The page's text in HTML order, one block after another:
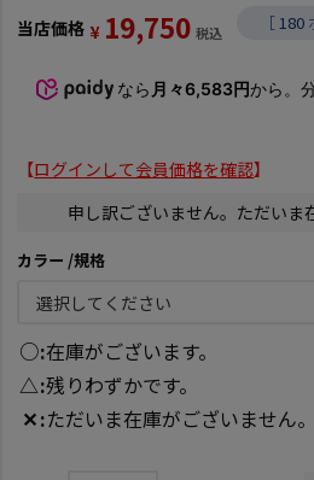
当店価格 ¥ 19,750 税込 ［180
なら 月々6,583円から。
【ログインして会員価格を確認】
申し訳ございません。ただいま
カラー 規格
○ 在庫がございます。
△ 残りわずかです。
✕ ただいま在庫がございません。